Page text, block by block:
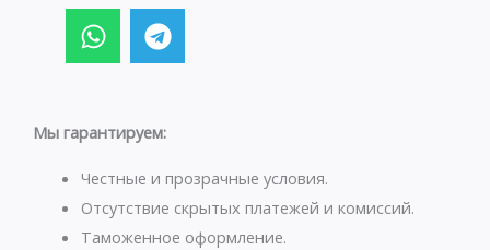
W
h
a
s
p
p
T
e
l
g
a
m
Мы гарантируем:
Честные и прозрачные условия.
Отсутствие скрытых платежей и комиссий.
Таможенное оформление.